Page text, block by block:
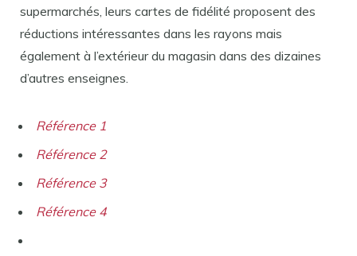
supermarchés, leurs cartes de fidélité proposent des
réductions intéressantes dans les rayons mais
également à l’extérieur du magasin dans des dizaines
d’autres enseignes.
Référence 1
Référence 2
Référence 3
Référence 4